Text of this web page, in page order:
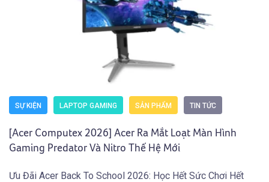
SỰ KIỆN LAPTOP GAMING SẢN PHẨM TIN TỨC
[Acer Computex 2026] Acer Ra Mắt Loạt Màn Hình
Gaming Predator Và Nitro Thế Hệ Mới
Ưu Đãi Acer Back To School 2026: Học Hết Sức Chơi Hết